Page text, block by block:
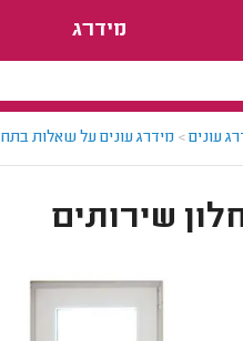
מידרג
עונים> מידרג עונים על שאלות
שירותים